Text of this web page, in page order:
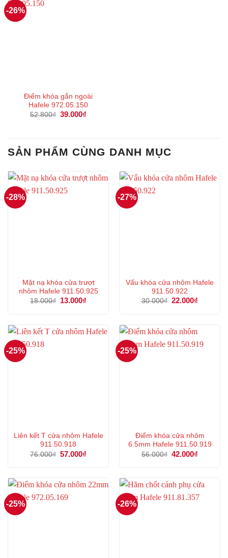
-26%
Điểm khóa gắn ngoài
Hafele 972.05.150
52.800₫ Giá
39.000₫
SẢN PHẨM CÙNG DANH MỤC
-28%
Mặt nạ khóa cửa trượt
nhôm Hafele 911.50.925
18.000₫
Giá
13.000₫
-27%
Vấu khóa cửa nhôm Hafele
911.50.922
30.000₫ Giá
22.000₫
-25%
Liên kết T cửa nhôm Hafele
911.50.918
76.000₫ Giá
57.000₫
-25%
Điểm khóa cửa nhôm
6.5mm Hafele 911.50.919
56.000₫ Giá
42.000₫
42.000₫.
-25% -26%